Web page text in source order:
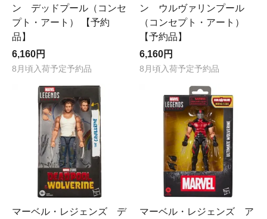
ン デッドプール（コンセ
プト・アート） 【予約
品】
6,160円
8月頃入荷予定予約品
ン ウルヴァリンプール
（コンセプト・アート）
【予約品】
6,160円
8月頃入荷予定予約品
マーベル・レジェンズ デ
マーベル・レジェンズ ア